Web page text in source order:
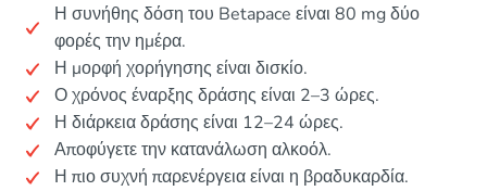
Η συνήθης δόση του Betapace είναι 80 mg δύο
φορές την ημέρα.
Η μορφή χορήγησης είναι δισκίο.
Ο χρόνος έναρξης δράσης είναι 2–3 ώρες.
Η διάρκεια δράσης είναι 12–24 ώρες.
Αποφύγετε την κατανάλωση αλκοόλ.
Η πιο συχνή παρενέργεια είναι η βραδυκαρδία.